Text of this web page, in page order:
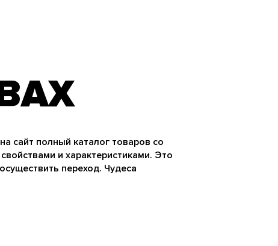
сайт полный каталог товаров со
и характеристиками. Это
переход. Чудеса